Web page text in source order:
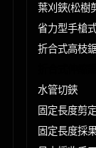
葉刈鋏(松樹
省力型手槍
折合式高枝
水管切鋏
固定長度剪
固定長度採